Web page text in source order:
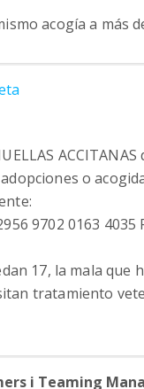
acogía a más
o
9702 0163 4035
17, la mala que
tratamiento
i Teaming